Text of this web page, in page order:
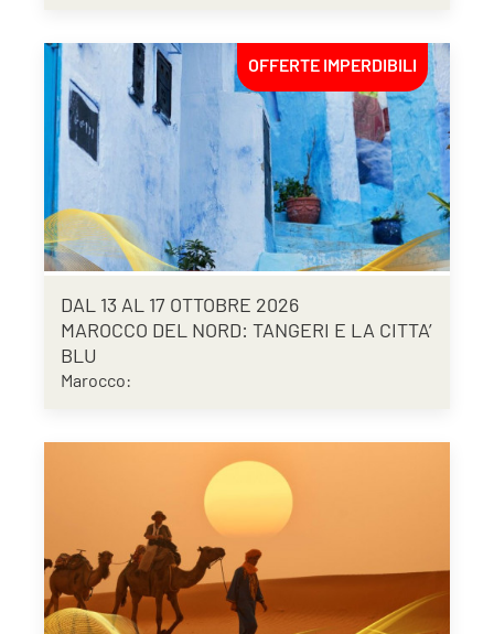
OFFERTE IMPERDIBILI
DAL 13 AL 17 OTTOBRE 2026
MAROCCO DEL NORD: TANGERI E LA CITTA’
BLU
Marocco: